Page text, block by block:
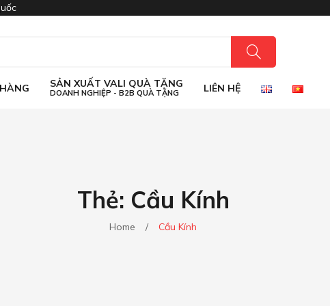
SẢN XUẤT VALI QUÀ TẶNG
DOANH NGHIỆP - B2B QUÀ TẶNG LIÊN HỆ
Thẻ: Cầu Kính
Home / Cầu Kính